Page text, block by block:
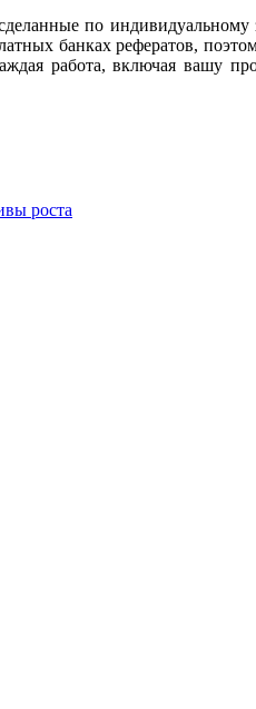
по индивидуальному
банках рефератов,
работа, включая вашу
роста